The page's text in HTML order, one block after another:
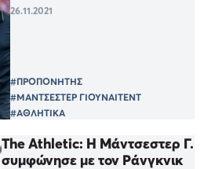
26.11.2021
#ΠΡΟΠΟΝΗΤΗΣ
#ΜΑΝΤΣΕΣΤΕΡ ΓΙΟΥΝΑΙΤΕΝΤ
#ΑΘΛΗΤΙΚΑ
The Athletic: Η Μάντσεστερ Γ.
συμφώνησε με τον Ράνγκνικ